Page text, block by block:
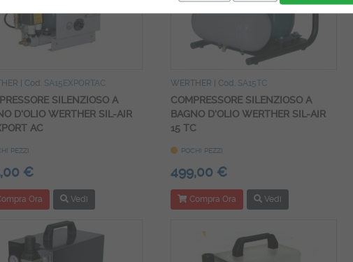
| Cod. SA15EXPORTAC
SILENZIOSO A
D'OLIO WERTHER SIL-AIR
AC
PEZZI
€
Ora Vedi
WERTHER | Cod. SA15TC
COMPRESSORE SILENZIOSO A
BAGNO D'OLIO WERTHER SIL-AIR
15 TC
POCHI PEZZI
499,00 €
Compra Ora Vedi